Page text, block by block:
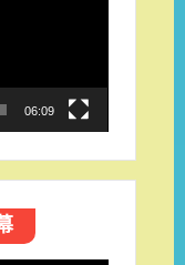
06:09